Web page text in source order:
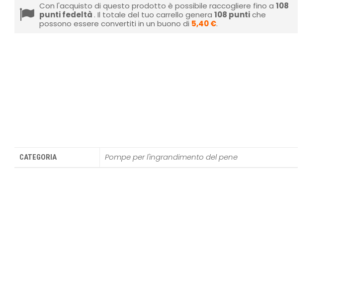
Con l'acquisto di questo prodotto è possibile raccogliere fino a 108
punti fedeltà . Il totale del tuo carrello genera 108 puntiche
possono essere convertiti in un buono di 5,40 €.
CATEGORIA Pompe per l'ingrandimento del pene